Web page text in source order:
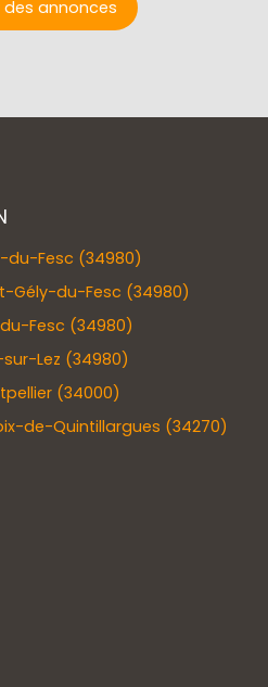
des annonces
du-Fesc (34980)
Gély-du-Fesc (34980)
Fesc (34980)
Lez (34980)
(34000)
de-Quintillargues (34270)